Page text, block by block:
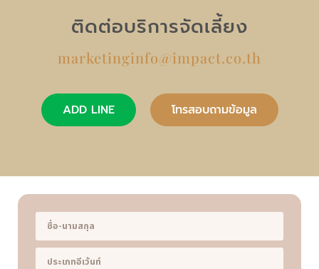
ติดต่อบริการจัดเลี้ยง
marketinginfo@impact.co.th
ADD LINE โทรสอบถามข้อมูล